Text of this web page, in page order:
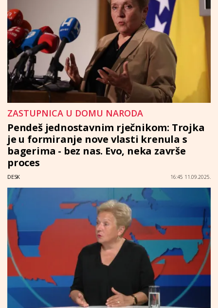
ZASTUPNICA U DOMU NARODA
Pendeš jednostavnim rječnikom: Trojka
je u formiranje nove vlasti krenula s
bagerima - bez nas. Evo, neka završe
proces
DESK 16:45 11.09.2025.